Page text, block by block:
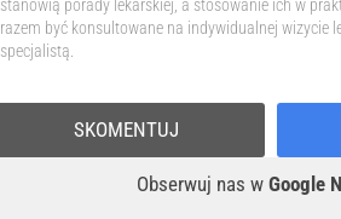
stanowią porady lekarskiej, a stosowanie ich w
razem być konsultowane na indywidualnej wizycie
specjalistą.
Obserwuj nas w Google
SKOMENTUJ